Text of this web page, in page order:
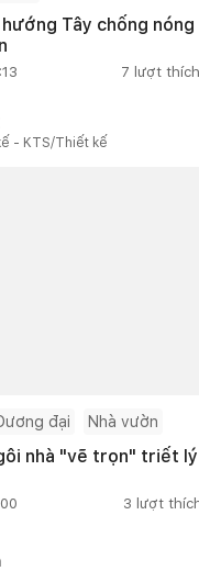
hướng Tây chống
7 lượt thích
- KTS/Thiết kế
đại Nhà vườn
nhà "vẽ trọn" triết
3 lượt thích